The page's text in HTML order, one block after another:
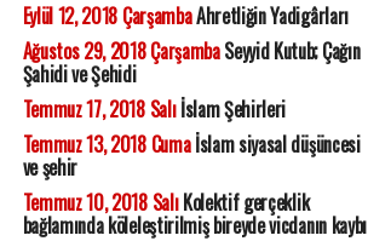
Eylül 12, 2018 ÇarşambaAhretliğin Yadigârları
Ağustos 29, 2018 ÇarşambaSeyyid Kutub; Çağın
Şahidi ve Şehidi
Temmuz 17, 2018 Salıİslam Şehirleri
Temmuz 13, 2018 Cumaİslam siyasal düşüncesi
ve şehir
Temmuz 10, 2018 SalıKolektif gerçeklik
bağlamında köleleştirilmiş bireyde vicdanın kaybı